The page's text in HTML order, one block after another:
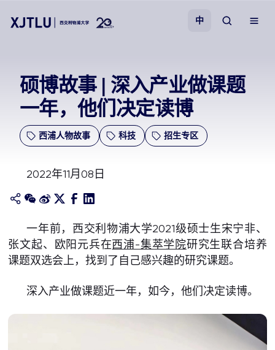
招生
科研
学院
关于我们
中
硕博故事 | 深入产业做课题
一年，他们决定读博
西浦人物故事 科技 招生专区
2022年11月08日
一年前，西交利物浦大学2021级硕士生宋宁非、
张文起、欧阳元兵在西浦-集萃学院研究生联合培养
课题双选会上，找到了自己感兴趣的研究课题。
深入产业做课题近一年，如今，他们决定读博。